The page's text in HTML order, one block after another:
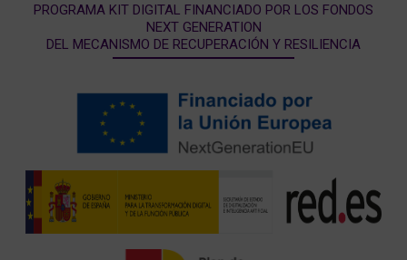
PROGRAMA KIT DIGITAL FINANCIADO POR LOS FONDOS
NEXT GENERATION
DEL MECANISMO DE RECUPERACIÓN Y RESILIENCIA